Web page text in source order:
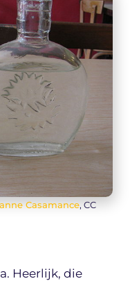
Casamance, CC
Heerlijk, die